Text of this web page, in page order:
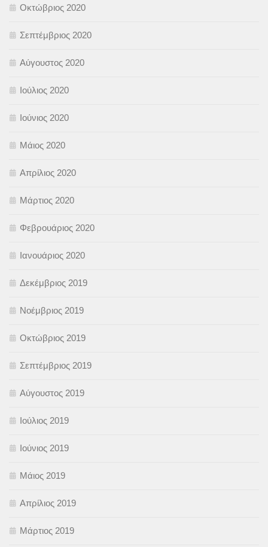
Οκτώβριος 2020
Σεπτέμβριος 2020
Αύγουστος 2020
Ιούλιος 2020
Ιούνιος 2020
Μάιος 2020
Απρίλιος 2020
Μάρτιος 2020
Φεβρουάριος 2020
Ιανουάριος 2020
Δεκέμβριος 2019
Νοέμβριος 2019
Οκτώβριος 2019
Σεπτέμβριος 2019
Αύγουστος 2019
Ιούλιος 2019
Ιούνιος 2019
Μάιος 2019
Απρίλιος 2019
Μάρτιος 2019